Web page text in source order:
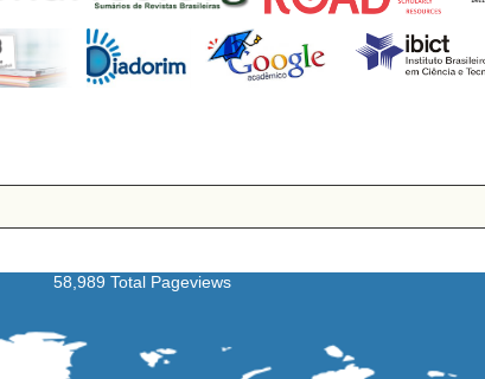
58,989 Total Pageviews